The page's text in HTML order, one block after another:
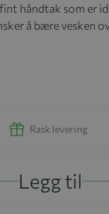
håndtak som er
å bære vesken
Rask levering
Legg til